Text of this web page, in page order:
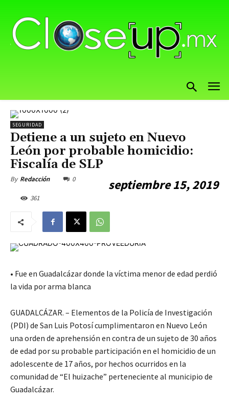
SEGURIDAD
Detiene a un sujeto en Nuevo
León por probable homicidio:
Fiscalía de SLP
By Redacción septiembre 15, 2019
0
361
• Fue en Guadalcázar donde la víctima menor de edad perdió
la vida por arma blanca
GUADALCÁZAR. – Elementos de la Policía de Investigación
(PDI) de San Luis Potosí cumplimentaron en Nuevo León
una orden de aprehensión en contra de un sujeto de 30 años
de edad por su probable participación en el homicidio de un
adolescente de 17 años, por hechos ocurridos en la
comunidad de “El huizache” perteneciente al municipio de
Guadalcázar.